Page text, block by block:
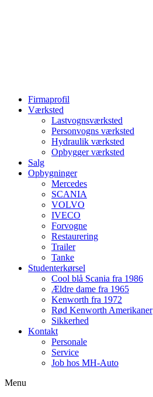
Firmaprofil
Værksted
Lastvognsværksted
Personvogns værksted
Hydraulik værksted
Opbygger værksted
Salg
Opbygninger
Mercedes
SCANIA
VOLVO
IVECO
Forvogne
Restaurering
Trailer
Tanke
Studenterkørsel
Cool blå Scania fra 1986
Ældre dame fra 1965
Kenworth fra 1972
Rød Kenworth Amerikaner
Sikkerhed
Kontakt
Personale
Service
Job hos MH-Auto
Menu